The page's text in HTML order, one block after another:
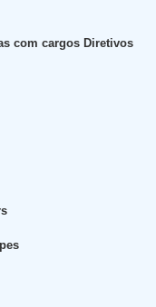
com cargos Diretivos